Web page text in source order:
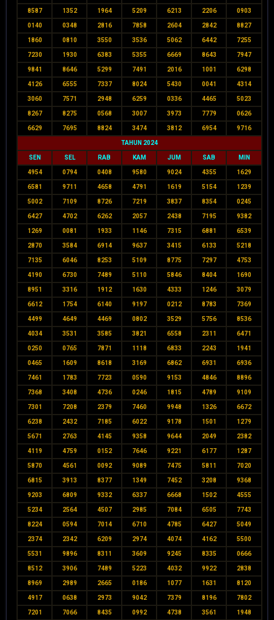
8587 1352 1964 5209 6213 2206 0903
0140 0348 2816 7858 2604 2842 8827
1860 0810 3550 3536 5062 6442 7255
7230 1930 6383 5355 6669 8643 7947
9841 8646 5299 7491 2016 1001 6298
4126 6555 7337 8024 5430 0041 4314
3060 7571 2948 6259 0336 4465 5023
8267 8275 0568 3007 3973 7779 0626
6629 7695 8824 3474 3812 6954 9716
TAHUN 2024
SEN SEL RAB KAM JUM SAB MIN
4954 0794 0408 9580 9024 4355 1629
6581 9711 4658 4791 1619 5154 1239
5002 7109 8726 7219 3837 8354 0245
6427 4702 6262 2057 2438 7195 9382
1269 0081 1933 1146 7315 6881 6539
2870 3584 6914 9637 3415 6133 5218
7135 6046 8253 5109 8775 7297 4753
4190 6730 7489 5110 5846 8404 1690
8951 3316 1912 1630 4333 1246 3079
6612 1754 6140 9197 0212 8783 7369
4499 4649 4469 0802 3529 5756 8536
4034 3531 3585 3821 6558 2311 6471
0250 0765 7871 1118 6833 2243 1941
0465 1609 8618 3169 6862 6931 6936
7461 1783 7723 0590 9153 4846 8896
7368 3408 4736 0246 1815 4789 9109
7301 7208 2379 7460 9948 1326 6672
6238 2432 7185 6022 9178 1501 1279
5671 2763 4145 9358 9644 2049 2382
4119 4759 0152 7646 9221 6177 1287
5870 4561 0092 9089 7475 5811 7020
6815 3913 8377 1349 7452 3208 9368
9203 6809 9332 6337 6668 1502 4555
5234 2564 4507 2985 7084 6505 7743
8224 0594 7014 6710 4785 6427 5049
2374 2342 6209 2974 4074 4162 5500
5531 9896 8311 3609 9245 8335 0666
8512 3906 7489 5223 4032 9922 2838
8969 2989 2665 0186 1077 1631 8120
4917 0638 2973 9042 7379 8196 7802
7201 7066 8435 0992 4738 3561 1948